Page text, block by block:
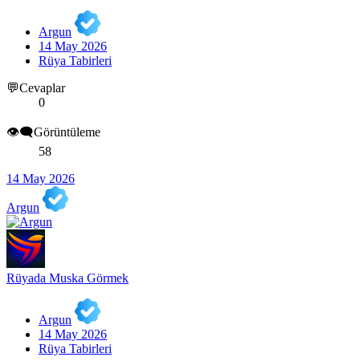
Argun
14 May 2026
Rüya Tabirleri
💬Cevaplar
0
👁️‍🗨️Görüntüleme
58
14 May 2026
Argun
Rüyada Muska Görmek
Argun
14 May 2026
Rüya Tabirleri